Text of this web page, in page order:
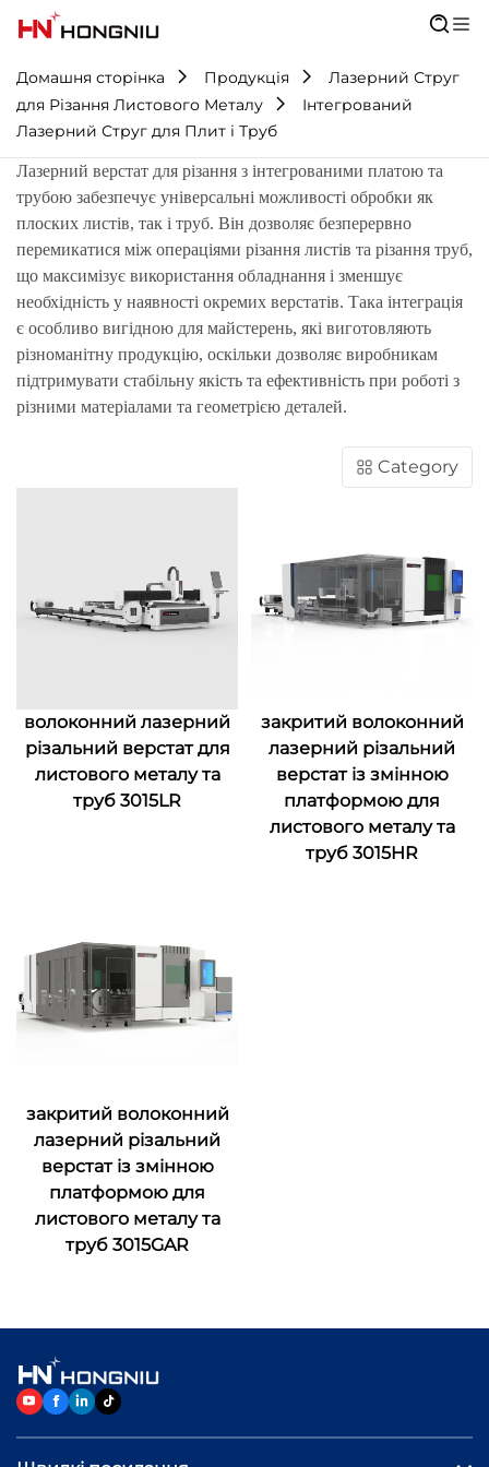
Домашня сторінка Продукція
Лазерний Струг
для Різання Листового Металу
Інтегрований
Лазерний Струг для Плит і Труб
Лазерний верстат для різання з інтегрованими платою та
трубою забезпечує універсальні можливості обробки як
плоских листів, так і труб. Він дозволяє безперервно
перемикатися між операціями різання листів та різання труб,
що максимізує використання обладнання і зменшує
необхідність у наявності окремих верстатів. Така інтеграція
є особливо вигідною для майстерень, які виготовляють
різноманітну продукцію, оскільки дозволяє виробникам
підтримувати стабільну якість та ефективність при роботі з
різними матеріалами та геометрією деталей.
Category
волоконний лазерний
різальний верстат для
листового металу та
труб 3015LR
закритий волоконний
лазерний різальний
верстат із змінною
платформою для
листового металу та
труб 3015HR
закритий волоконний
лазерний різальний
верстат із змінною
платформою для
листового металу та
труб 3015GAR